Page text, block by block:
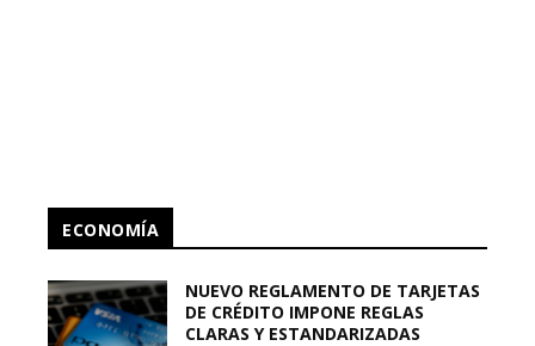
ECONOMÍA
NUEVO REGLAMENTO DE TARJETAS
DE CRÉDITO IMPONE REGLAS
CLARAS Y ESTANDARIZADAS